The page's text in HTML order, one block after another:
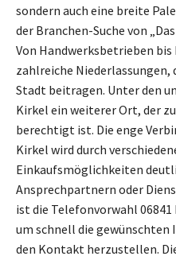
sondern auch eine breite
der Branchen-Suche von
Von Handwerksbetrieben
zahlreiche
Stadt beitragen. Unter den
Kirkel ein weiterer Ort, der
berechtigt ist. Die enge
Kirkel wird durch
Einkaufsmöglichkeiten
Ansprechpartnern oder
ist die Telefonvorwahl
um schnell die
den Kontakt herzustellen.